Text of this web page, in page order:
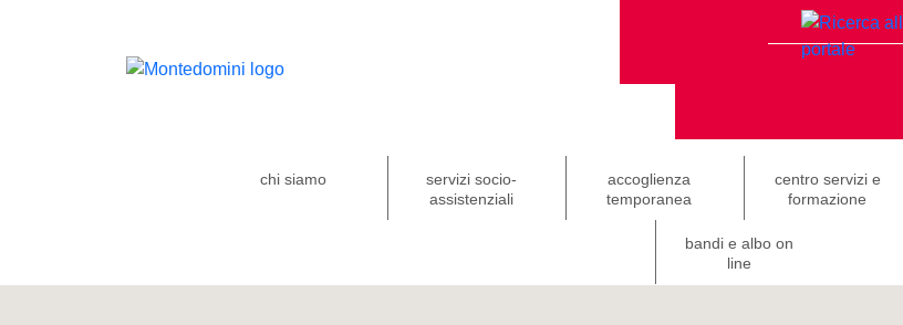
chi siamo
servizi socio-
assistenziali
accoglienza
temporanea
centro servizi e
formazione
bandi e albo on
line